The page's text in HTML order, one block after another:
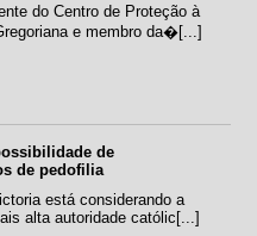
do Centro de Proteção à
e membro da�[...]
de
de pedofilia
está considerando a
alta autoridade católic[...]